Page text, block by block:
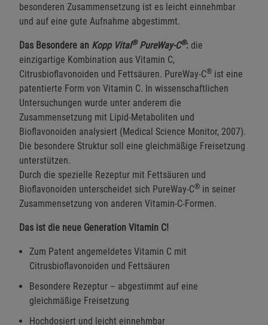
besonderen Zusammensetzung ist es leicht einnehmbar
und auf eine gute Aufnahme abgestimmt.
Das Besondere an Kopp Vital®PureWay-C®: die
einzigartige Kombination aus Vitamin C,
Citrusbioflavonoiden und Fettsäuren. PureWay-C® ist eine
patentierte Form von Vitamin C. In wissenschaftlichen
Untersuchungen wurde unter anderem die
Zusammensetzung mit Lipid-Metaboliten und
Bioflavonoiden analysiert (Medical Science Monitor, 2007).
Die besondere Struktur soll eine gleichmäßige Freisetzung
unterstützen.
Durch die spezielle Rezeptur mit Fettsäuren und
Bioflavonoiden unterscheidet sich PureWay-C® in seiner
Zusammensetzung von anderen Vitamin-C-Formen.
Das ist die neue Generation Vitamin C!
Zum Patent angemeldetes Vitamin C mit
Citrusbioflavonoiden und Fettsäuren
Besondere Rezeptur – abgestimmt auf eine
gleichmäßige Freisetzung
Hochdosiert und leicht einnehmbar